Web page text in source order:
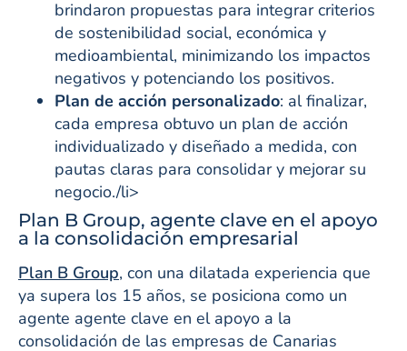
brindaron propuestas para integrar criterios
de sostenibilidad social, económica y
medioambiental, minimizando los impactos
negativos y potenciando los positivos.
Plan de acción personalizado: al finalizar,
cada empresa obtuvo un plan de acción
individualizado y diseñado a medida, con
pautas claras para consolidar y mejorar su
negocio./li>
Plan B Group, agente clave en el apoyo
a la consolidación empresarial
Plan B Group, con una dilatada experiencia que
ya supera los 15 años, se posiciona como un
agente agente clave en el apoyo a la
consolidación de las empresas de Canarias